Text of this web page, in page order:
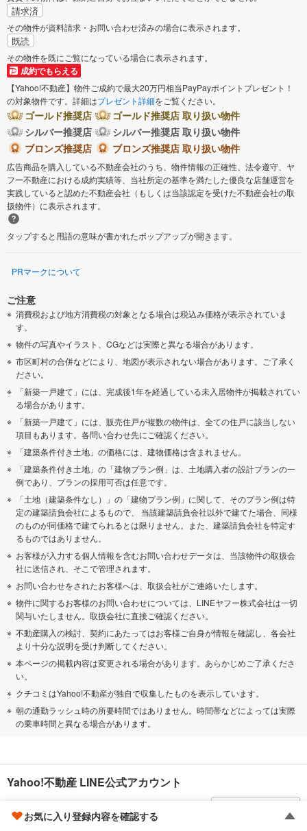
請求済
その物件が資料請求・お問い合わせ済みの場合に表示されます。
既読
その物件を既にご覧になっている場合に表示されます。
成約でもらえる
【Yahoo!不動産】物件ご成約で最大20万円相当PayPayポイントプレゼント！
の対象物件です。詳細はプレゼント詳細をご覧ください。
ゴールド推奨店
ゴールド推奨店 取り扱い物件
シルバー推奨店
シルバー推奨店 取り扱い物件
ブロンズ推奨店
ブロンズ推奨店 取り扱い物件
広告商品を購入している不動産会社のうち、物件情報の正確性、法令遵守、ヤ
フー不動産における成約実績等、当社所定の基準を満たした優良な店舗運営を
実践していると認めた不動産会社（もしくは当該認定を受けた不動産会社の取
扱物件）に表示されます。
タップすると用語の意味が書かれたポップアップが開きます。
PRマークについて
ご注意
消費税および地方消費税の対象となる場合は税込み価格が表示されていま
す。
物件の写真やイラスト、CGなどは実際と異なる場合があります。
市区町村の合併などにより、地図が表示されない場合があります。ご了承く
ださい。
「新築一戸建て」には、完成後1年を経過している未入居物件が掲載されてい
る場合があります。
「新築一戸建て」には、販売住戸が複数の物件は、全ての住戸に該当しない
項目もあります。各問い合わせ先にご確認ください。
「建築条件付き土地」の価格には、建物価格は含まれません。
「建築条件付き土地」の「建物プラン例」は、土地購入者の設計プランの一
例であり、プランの採用可否は任意です。
「土地（建築条件なし）」の「建物プラン例」に関して、そのプラン例は特
定の建築請負会社によるもので、 当該建築請負会社以外で建てた場合、同様
のものが同価格で建てられるとは限りません。また、建築請負会社を特定す
るものではありません。
お客様が入力する個人情報を含むお問い合わせデータは、当該物件の取扱会
社に送信され、そこで管理されます。
お問い合わせをされたお客様へは、取扱会社がご連絡いたします。
物件に関するお客様のお問い合わせについては、LINEヤフー株式会社は一切
関与いたしません。取扱会社に直接ご確認ください。
不動産購入の検討、契約にあたってはお客様ご自身が情報を確認し、各会社
より十分な説明を受け判断してください。
本ページの掲載内容は変更される場合があります。あらかじめご了承くださ
い。
クチコミはYahoo!不動産が独自で収集したものを表示しています。
朝の通勤ラッシュ時の所要時間ではありません。時間帯などによっては実際
の乗車時間と異なる場合があります。
お気に入り登録内容を確認する
Yahoo!不動産 LINE公式アカウント
便利な機能のご紹介
友だち追加